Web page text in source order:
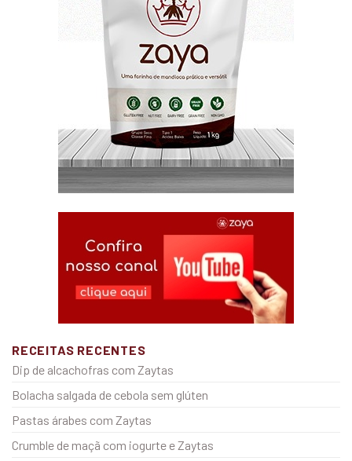
RECEITAS RECENTES
Dip de alcachofras com Zaytas
Bolacha salgada de cebola sem glúten
Pastas árabes com Zaytas
Crumble de maçã com iogurte e Zaytas